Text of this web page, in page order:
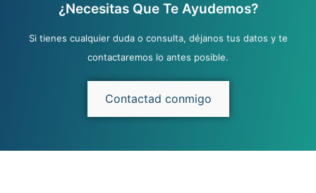
¿Necesitas Que Te Ayudemos?
Si tienes cualquier duda o consulta, déjanos tus datos y te
contactaremos lo antes posible.
Contactad conmigo